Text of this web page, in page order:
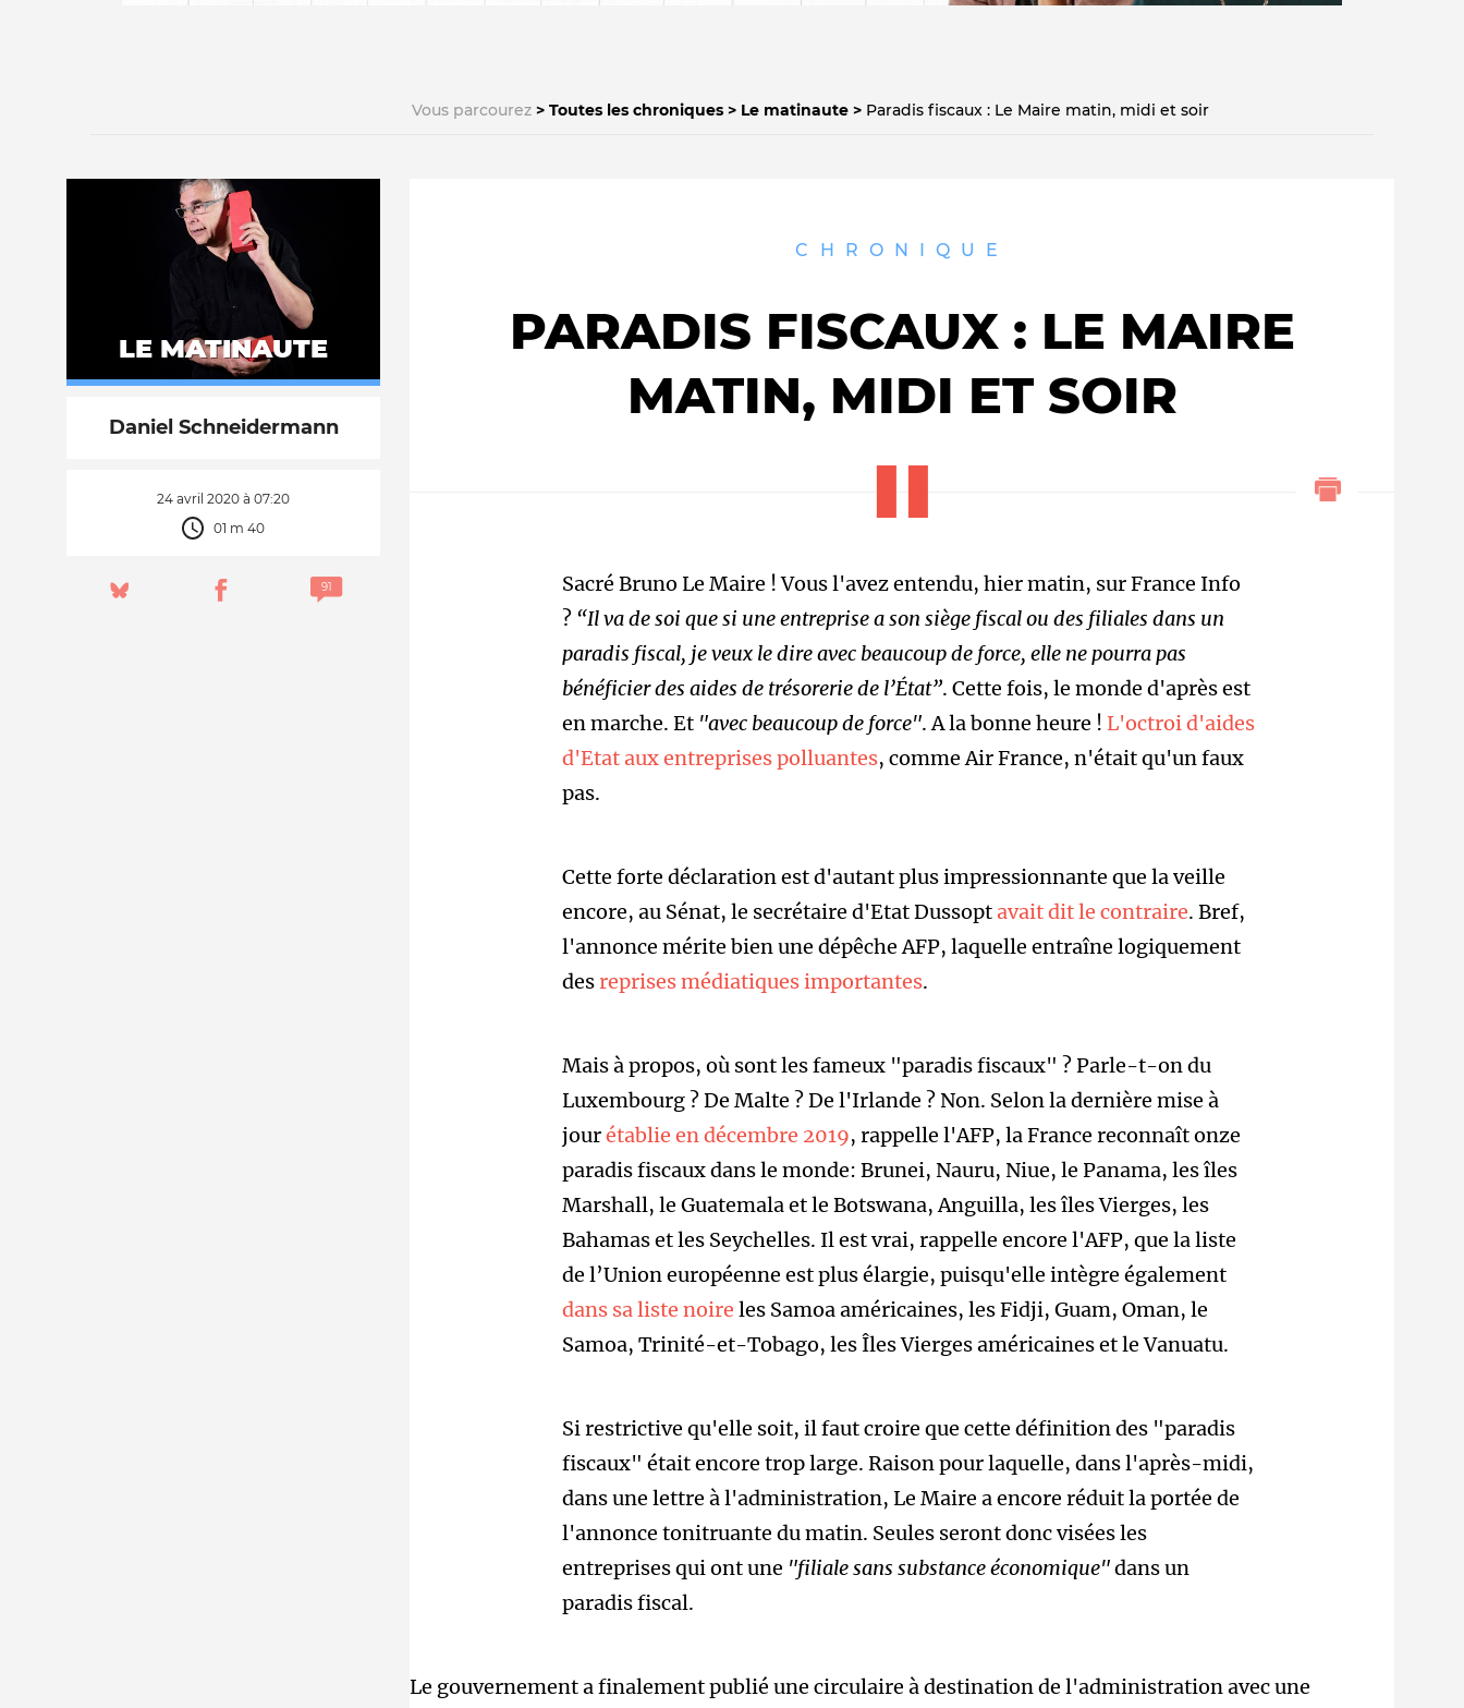
La vie du site L'équipe
Nos autres projets
Vous parcourez Toutes les chroniques Le matinaute Paradis fiscaux : Le Maire matin, midi et soir
LE MATINAUTE
Daniel Schneidermann
24 avril 2020 à 07:20
01 m 40
CHRONIQUE
PARADIS FISCAUX : LE MAIRE
MATIN, MIDI ET SOIR
Sacré Bruno Le Maire ! Vous l'avez entendu, hier matin, sur France Info
? “Il va de soi que si une entreprise a son siège fiscal ou des filiales dans un
paradis fiscal, je veux le dire avec beaucoup de force, elle ne pourra pas
bénéficier des aides de trésorerie de l’État”. Cette fois, le monde d'après est
en marche. Et "avec beaucoup de force". A la bonne heure ! L'octroi d'aides
d'Etat aux entreprises polluantes, comme Air France, n'était qu'un faux
pas.
Cette forte déclaration est d'autant plus impressionnante que la veille
encore, au Sénat, le secrétaire d'Etat Dussoptavait dit le contraire. Bref,
l'annonce mérite bien une dépêche AFP, laquelle entraîne logiquement
desreprises médiatiques importantes.
Mais à propos, où sont les fameux "paradis fiscaux" ? Parle-t-on du
Luxembourg ? De Malte ? De l'Irlande ? Non. Selon la dernière mise à
jourétablie en décembre 2019, rappelle l'AFP, la France reconnaît onze
paradis fiscaux dans le monde: Brunei, Nauru, Niue, le Panama, les îles
Marshall, le Guatemala et le Botswana, Anguilla, les îles Vierges, les
Bahamas et les Seychelles. Il est vrai, rappelle encore l'AFP, que la liste
de l’Union européenne est plus élargie, puisqu'elle intègre également
dans sa liste noire les Samoa américaines, les Fidji, Guam, Oman, le
Samoa, Trinité-et-Tobago, les Îles Vierges américaines et le Vanuatu.
Si restrictive qu'elle soit, il faut croire que cette définition des "paradis
fiscaux" était encore trop large. Raison pour laquelle, dans l'après-midi,
dans une lettre à l'administration, Le Maire a encore réduit la portée de
l'annonce tonitruante du matin. Seules seront donc visées les
entreprises quiont une "filiale sans substance économique"dans un
paradis fiscal.
Le gouvernement a finalement publié une circulaire à destination de l'administration avec une